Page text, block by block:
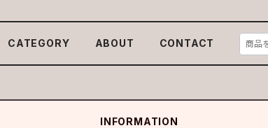
CATEGORY ABOUT CONTACT
INFORMATION